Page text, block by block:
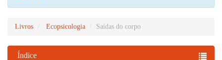
Livros Ecopsicologia Saídas do corpo
Índice